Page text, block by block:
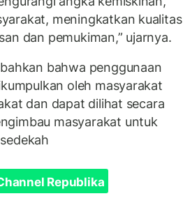
meningkatkan kualitas
dan pemukiman,” ujarnya.
bahwa penggunaan
oleh masyarakat
dan dapat dilihat secara
masyarakat untuk
Republika